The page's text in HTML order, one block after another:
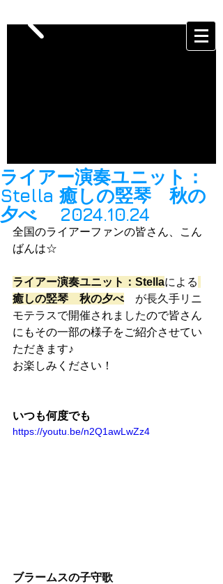
ライアー演奏ユニット：
Stella 癒しの竪琴 秋の
夕べ 2024.10.24
全国のライアーファンの皆さん、こん
ばんは☆
ライアー演奏ユニット：Stellaによる
癒しの竪琴　秋の夕べ が長久手リニ
モテラスで開催されましたので皆さん
にもその一部の様子をご紹介させてい
ただきます♪
お楽しみください！
いつも何度でも
https://youtu.be/n2Q1awLwZz4
ブラームスの子守歌